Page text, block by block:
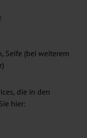
Seife (bei weiterem
die in den
hier: